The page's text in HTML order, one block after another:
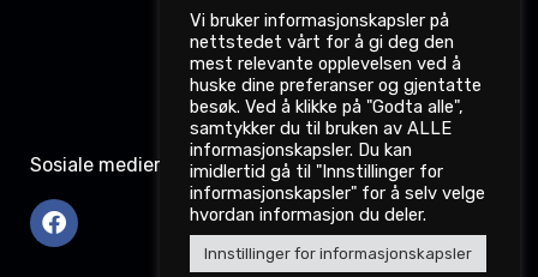
Davit Gahkkorluodda
11,
9522 Kautokeino
Sosiale medier
Vi bruker informasjonskapsler på
nettstedet vårt for å gi deg den
mest relevante opplevelsen ved å
huske dine preferanser og gjentatte
besøk. Ved å klikke på "Godta alle",
samtykker du til bruken av ALLE
informasjonskapsler. Du kan
imidlertid gå til "Innstillinger for
informasjonskapsler" for å selv velge
hvordan informasjon du deler.
Innstillinger for informasjonskapsler